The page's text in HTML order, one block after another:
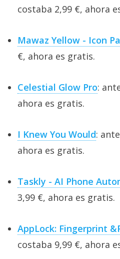
costaba 2,99 €, ahora
Mawaz Yellow - Icon
€, ahora es gratis.
Celestial Glow Pro:
ahora es gratis.
I Knew You Would:
ahora es gratis.
Taskly - AI Phone
3,99 €, ahora es gratis.
AppLock: Fingerprint
costaba 9,99 €, ahora